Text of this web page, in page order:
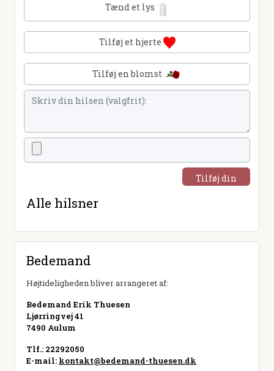
Tænd et lys
Tilføj et hjerte
Tilføj en blomst
Tilføj din
Alle hilsner
Bedemand
Højtideligheden bliver arrangeret af:
Bedemand Erik Thuesen
Ljørringvej 41
7490 Aulum
Tlf.: 22292050
E-mail: kontakt@bedemand-thuesen.dk